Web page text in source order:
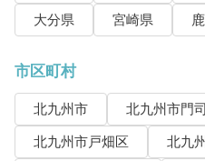
大分県
宮崎県
市区町村
北九州市 北九州市門
北九州市戸畑区
北九